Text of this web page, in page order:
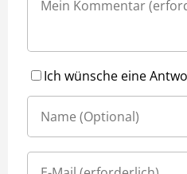
Ich wünsche eine